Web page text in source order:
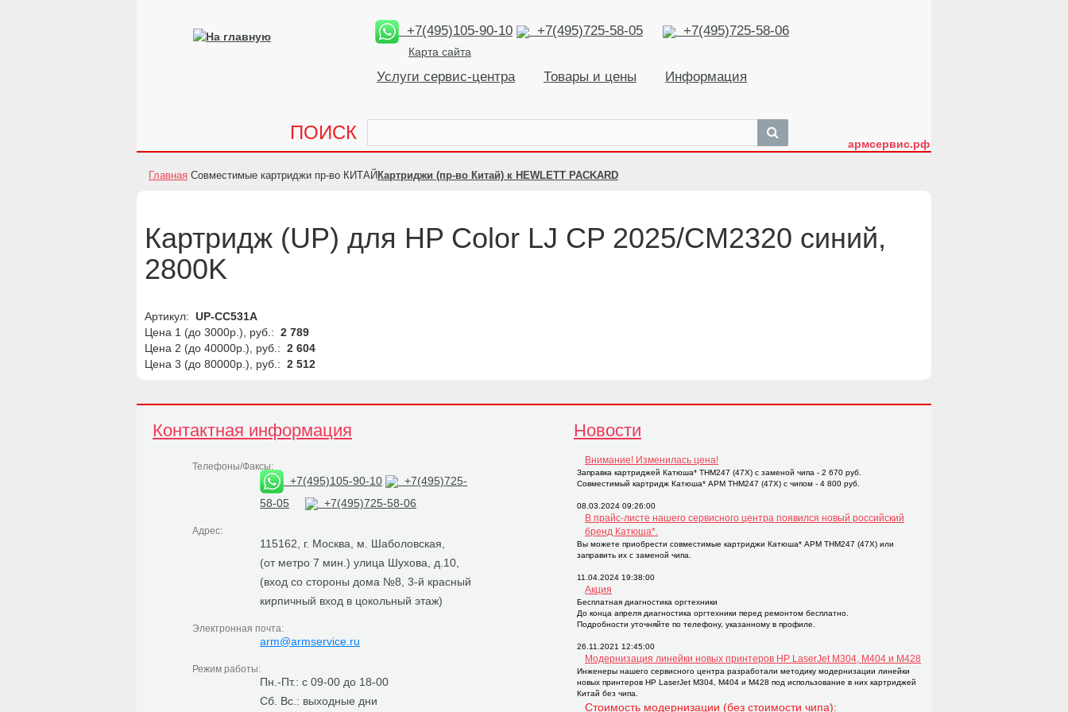
+7(495)105-90-10 +7(495)725-58-05 +7(495)725-58-06
Карта сайта
Услуги сервис-центра Товары и цены Информация
ПОИСК
армсервис.рф
Главная Совместимые картриджи пр-во КИТАЙ Картриджи (пр-во Китай) к HEWLETT PACKARD
Картридж (UP) для HP Color LJ CP 2025/CM2320 синий,
2800K
Артикул: UP-CC531A
Цена 1 (до 3000р.), руб.: 2 789
Цена 2 (до 40000р.), руб.: 2 604
Цена 3 (до 80000р.), руб.: 2 512
Новости
Внимание! Изменилась цена!
Заправка картриджей Катюша* THM247 (47X) с заменой чипа - 2 670 руб.
Совместимый картридж Катюша* APM THM247 (47X) с чипом - 4 800 руб.
08.03.2024 09:26:00
В прайс-листе нашего сервисного центра появился новый российский
бренд Катюша*.
Вы можете приобрести совместимые картриджи Катюша* APM THM247 (47X) или
заправить их с заменой чипа.
11.04.2024 19:38:00
Акция
Бесплатная диагностика оргтехники
До конца апреля диагностика оргтехники перед ремонтом бесплатно.
Подробности уточняйте по телефону, указанному в профиле.
26.11.2021 12:45:00
Модернизация линейки новых принтеров НР LaserJet M304, M404 и M428
Инженеры нашего сервисного центра разработали методику модернизации линейки
новых принтеров НР LaserJet M304, M404 и M428 под использование в них картриджей
Китай без чипа.
Стоимость модернизации (без стоимости чипа):
Контактная информация
Телефоны/Факсы:
+7(495)105-90-10
+7(495)725-
58-05
+7(495)725-58-06
Адрес:
115162, г. Москва, м. Шаболовская,
(от метро 7 мин.) улица Шухова, д.10,
(вход со стороны дома №8, 3-й красный
кирпичный вход в цокольный этаж)
Электронная почта:
arm@armservice.ru
Режим работы:
Пн.-Пт.: с 09-00 до 18-00
Сб. Вс.: выходные дни